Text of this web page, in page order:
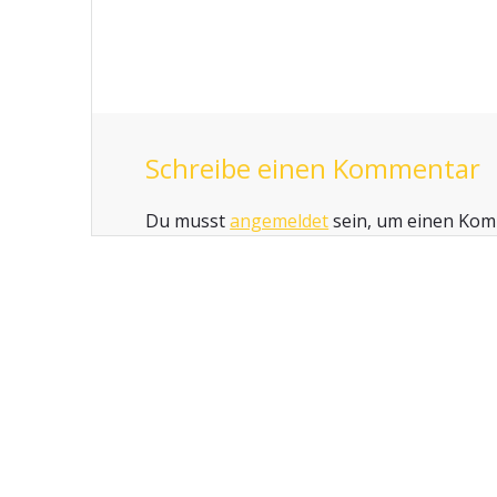
Schreibe einen Kommentar
Du musstangemeldetsein, um einen